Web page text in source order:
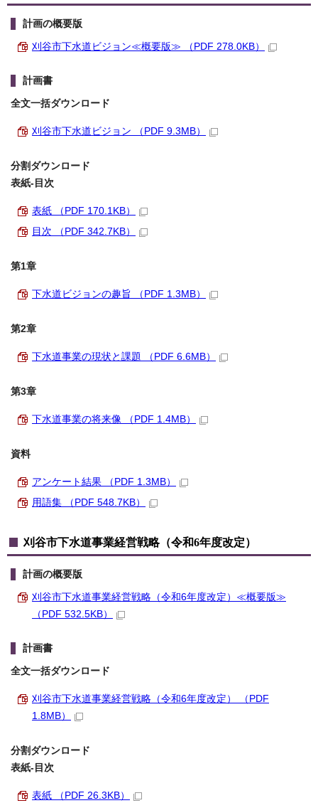
計画の概要版
刈谷市下水道ビジョン≪概要版≫ （PDF 278.0KB）
計画書
全文一括ダウンロード
刈谷市下水道ビジョン （PDF 9.3MB）
分割ダウンロード
表紙‐目次
表紙 （PDF 170.1KB）
目次 （PDF 342.7KB）
第1章
下水道ビジョンの趣旨 （PDF 1.3MB）
第2章
下水道事業の現状と課題 （PDF 6.6MB）
第3章
下水道事業の将来像 （PDF 1.4MB）
資料
アンケート結果 （PDF 1.3MB）
用語集 （PDF 548.7KB）
刈谷市下水道事業経営戦略（令和6年度改定）
計画の概要版
刈谷市下水道事業経営戦略（令和6年度改定）≪概要版≫
（PDF 532.5KB）
計画書
全文一括ダウンロード
刈谷市下水道事業経営戦略（令和6年度改定） （PDF
1.8MB）
分割ダウンロード
表紙‐目次
表紙 （PDF 26.3KB）